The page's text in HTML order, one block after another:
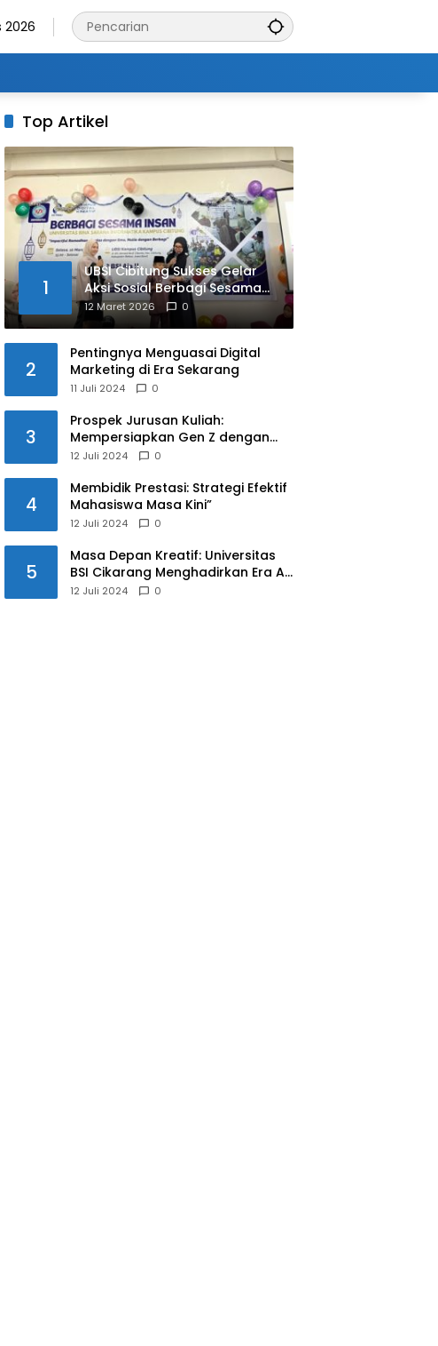
2026
Top Artikel
1
UBSI Cibitung Sukses Gelar
Aksi Sosial Berbagi Sesama
Insan
12 Maret 2026 0
2
Pentingnya Menguasai Digital
Marketing di Era Sekarang
11 Juli 2024 0
3
Prospek Jurusan Kuliah:
Mempersiapkan Gen Z dengan
Keterampilan yang Relevan untuk
12 Juli 2024 0
4
Membidik Prestasi: Strategi Efektif
Mahasiswa Masa Kini”
12 Juli 2024 0
5
Masa Depan Kreatif: Universitas
BSI Cikarang Menghadirkan Era AI
untuk Mahasiswa
12 Juli 2024 0